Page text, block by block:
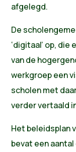
afgelegd.
De
‘digitaal’ op,
van de
werkgroep een
scholen met
verder vertaald
Het beleidsplan
bevat een